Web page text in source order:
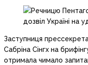
Заступниця
Сабріна Сінгх на
отримала чимало